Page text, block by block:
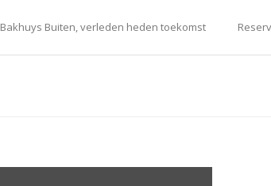
Bakhuys Buiten, verleden heden toekomst